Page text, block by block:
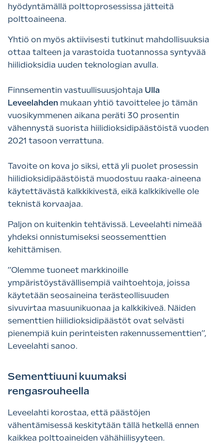
hyödyntämällä polttoprosessissa jätteitä
polttoaineena.
Yhtiö on myös aktiivisesti tutkinut mahdollisuuksia
ottaa talteen ja varastoida tuotannossa syntyvää
hiilidioksidia uuden teknologian avulla.
Finnsementin vastuullisuusjohtaja Ulla
Leveelahden mukaan yhtiö tavoittelee jo tämän
vuosikymmenen aikana peräti 30 prosentin
vähennystä suorista hiilidioksidipäästöistä vuoden
2021 tasoon verrattuna.
Tavoite on kova jo siksi, että yli puolet prosessin
hiilidioksidipäästöistä muodostuu raaka-aineena
käytettävästä kalkkikivestä, eikä kalkkikivelle ole
teknistä korvaajaa.
Paljon on kuitenkin tehtävissä. Leveelahti nimeää
yhdeksi onnistumiseksi seossementtien
kehittämisen.
”Olemme tuoneet markkinoille
ympäristöystävällisempiä vaihtoehtoja, joissa
käytetään seosaineina terästeollisuuden
sivuvirtaa masuunikuonaa ja kalkkikiveä. Näiden
sementtien hiilidioksidipäästöt ovat selvästi
pienempiä kuin perinteisten rakennussementtien”,
Leveelahti sanoo.
Sementtiuuni kuumaksi
rengasrouheella
Leveelahti korostaa, että päästöjen
vähentämisessä keskitytään tällä hetkellä ennen
kaikkea polttoaineiden vähähiilisyyteen.